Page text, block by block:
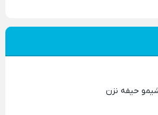
حیفه نزن